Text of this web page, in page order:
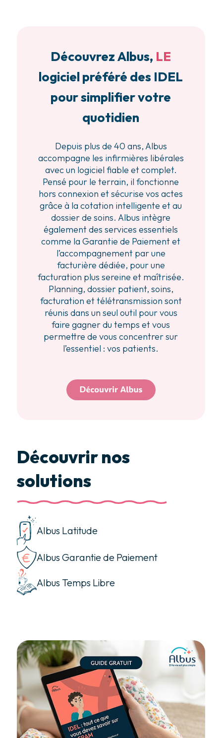
Découvrez Albus, LE
logiciel préféré des IDEL
pour simplifier votre
quotidien
Depuis plus de 40 ans, Albus
accompagne les infirmières libérales
avec un logiciel fiable et complet.
Pensé pour le terrain, il fonctionne
hors connexion et sécurise vos actes
grâce à la cotation intelligente et au
dossier de soins. Albus intègre
également des services essentiels
comme la Garantie de Paiement et
l’accompagnement par une
facturière dédiée, pour une
facturation plus sereine et maîtrisée.
Planning, dossier patient, soins,
facturation et télétransmission sont
réunis dans un seul outil pour vous
faire gagner du temps et vous
permettre de vous concentrer sur
l’essentiel : vos patients.
Découvrir nos
solutions
Albus Latitude
Albus Garantie de Paiement
Albus Temps Libre